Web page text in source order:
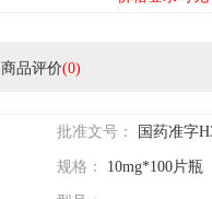
商品评价(0)
批准文号： 国药准字
规格： 10mg*100片瓶